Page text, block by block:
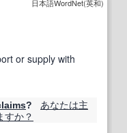
日本語WordNet(英和)
or supply with
? あなたは主
すか？